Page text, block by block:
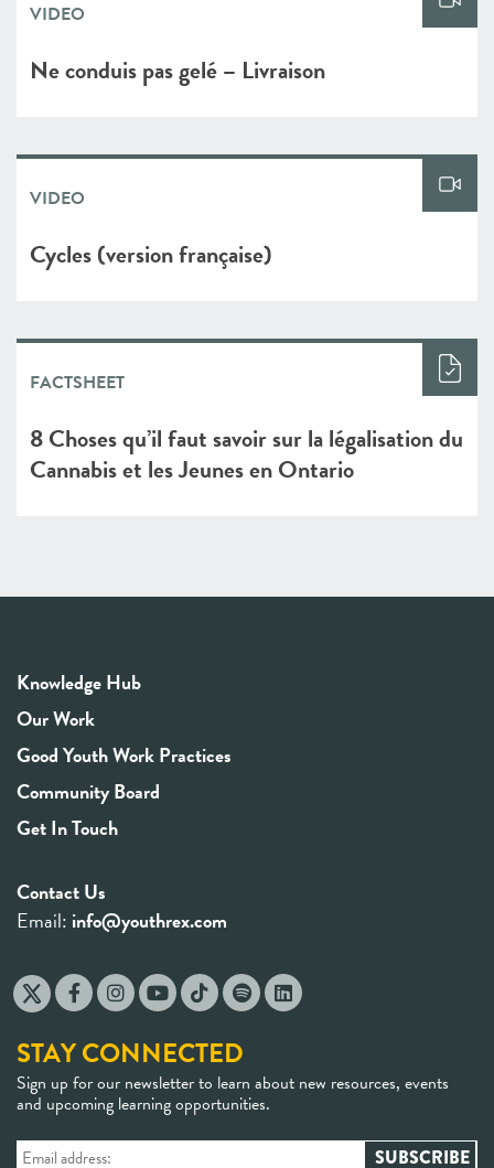
VIDEO
Ne conduis pas gelé – Livraison
VIDEO
Cycles (version française)
FACTSHEET
8 Choses qu’il faut savoir sur la légalisation du
Cannabis et les Jeunes en Ontario
Knowledge Hub
Our Work
Good Youth Work Practices
Community Board
Get In Touch
Contact Us
Email: info@youthrex.com
STAY CONNECTED
Sign up for our newsletter to learn about new resources, events
and upcoming learning opportunities.